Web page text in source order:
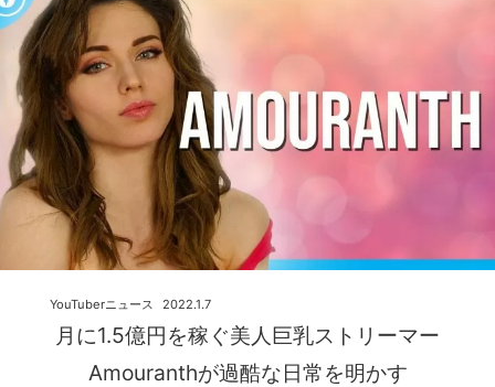
月に1.5億円を稼ぐ美人巨乳ストリーマー
Amouranthが過酷な日常を明かす
2022.1.7
YouTuberニュース